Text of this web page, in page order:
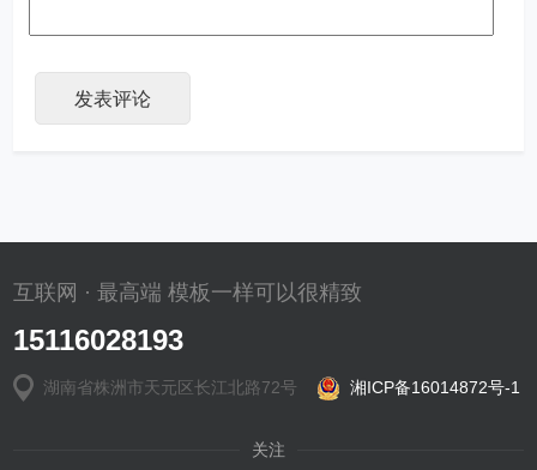
互联网 · 最高端 模板一样可以很精致
15116028193
湖南省株洲市天元区长江北路72号 湘ICP备16014872号-1
关注